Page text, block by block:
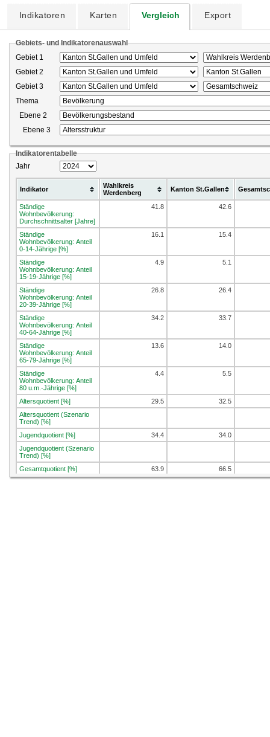
Indikatoren Karten Vergleich Export
Gebiets- und Indikatorenauswahl
Gebiet 1
Gebiet 2
Gebiet 3
Thema
Ebene 2
Ebene 3
Indikatorentabelle
Jahr
Indikator
Wahlkreis
Werdenberg
Kanton St.Gallen
Ständige
Wohnbevölkerung:
Durchschnittsalter [Jahre]
41.8 42.6
Ständige
Wohnbevölkerung: Anteil
0-14-Jährige [%]
16.1 15.4
Ständige
Wohnbevölkerung: Anteil
15-19-Jährige [%]
4.9 5.1
Ständige
Wohnbevölkerung: Anteil
20-39-Jährige [%]
26.8 26.4
Ständige
Wohnbevölkerung: Anteil
40-64-Jährige [%]
34.2 33.7
Ständige
Wohnbevölkerung: Anteil
65-79-Jährige [%]
13.6 14.0
Ständige
Wohnbevölkerung: Anteil
80 u.m.-Jährige [%]
4.4 5.5
Altersquotient [%] 29.5
32.5
Altersquotient (Szenario
Trend) [%]
Jugendquotient [%]
34.4
34.0
Jugendquotient (Szenario
Trend) [%]
Gesamtquotient [%]
63.9
66.5